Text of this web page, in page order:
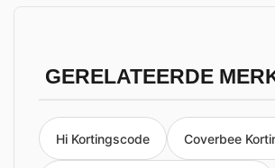
GERELATEERDE
Hi Kortingscode Coverbee